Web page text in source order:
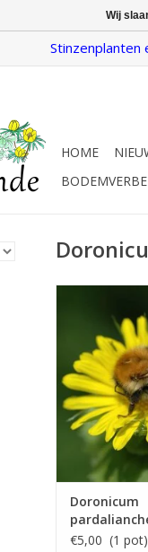
Stinzenplanten
HOME
Mei/juni/juli,
Lange
INFO
Doronicum
€5,00 (1 pot)
Wij